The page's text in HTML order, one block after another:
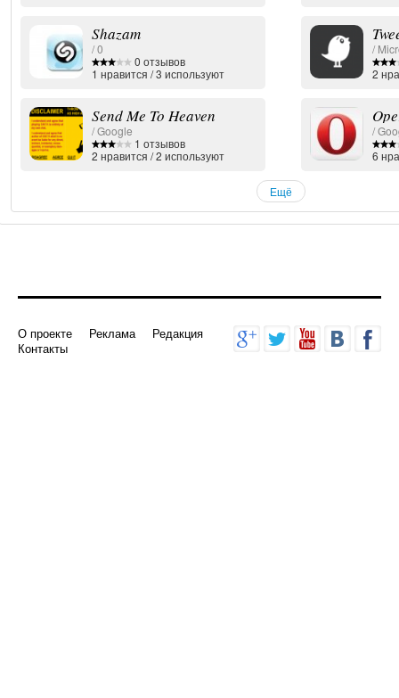
Shazam
/ 0
0 отзывов
1 нравится /3 используют
Send Me To Heaven
/ Google
1 отзывов
2 нравится /2 используют
/
2
/
6
Ещё
О проекте Реклама
Редакция
Контакты